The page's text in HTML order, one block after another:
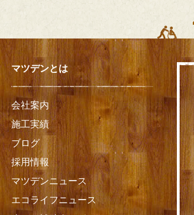
マツデンとは
会社案内
施工実績
ブログ
採用情報
マツデンニュース
エコライフニュース